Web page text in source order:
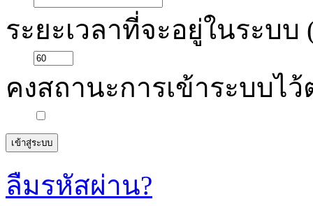
ระยะเวลาที่จะอยู่ในระบบ
คงสถานะการเข้าระบบไ
ลืมรหัสผ่าน?